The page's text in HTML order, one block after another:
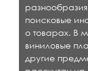
поисковые
о товарах. В
виниловые
другие